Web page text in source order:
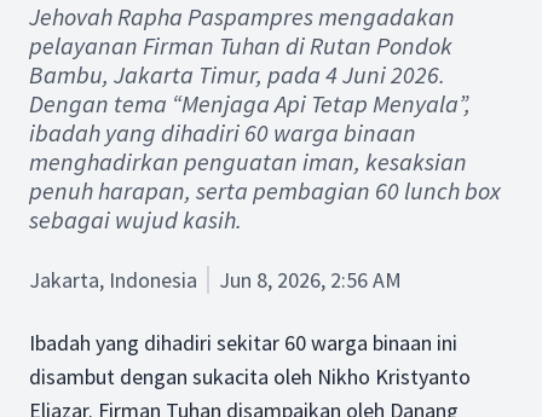
Jehovah Rapha Paspampres mengadakan
pelayanan Firman Tuhan di Rutan Pondok
Bambu, Jakarta Timur, pada 4 Juni 2026.
Dengan tema “Menjaga Api Tetap Menyala”,
ibadah yang dihadiri 60 warga binaan
menghadirkan penguatan iman, kesaksian
penuh harapan, serta pembagian 60 lunch box
sebagai wujud kasih.
Jakarta, Indonesia Jun 8, 2026, 2:56 AM
Ibadah yang dihadiri sekitar 60 warga binaan ini
disambut dengan sukacita oleh Nikho Kristyanto
Eliazar. Firman Tuhan disampaikan oleh Danang